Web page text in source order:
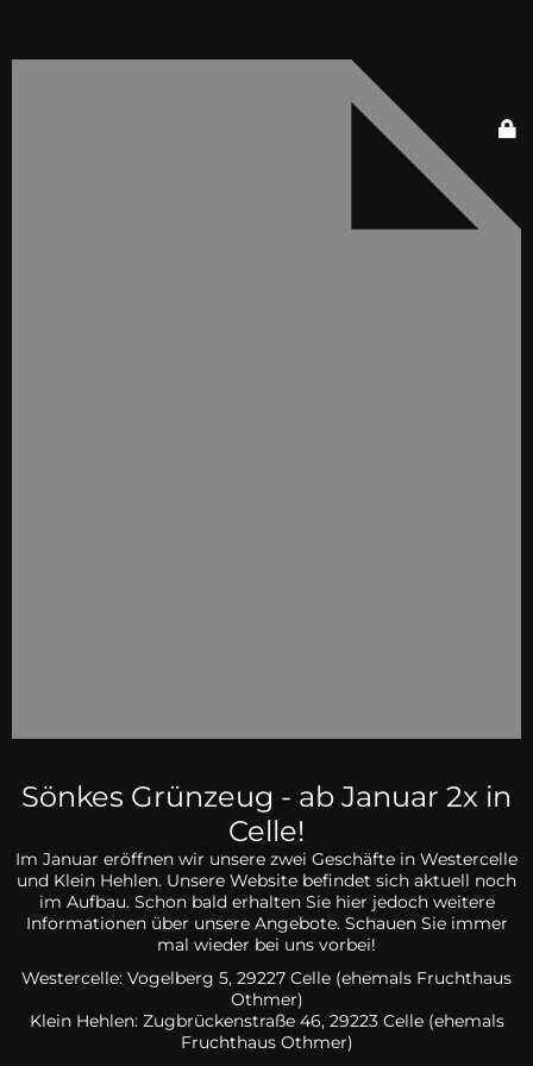
Sönkes Grünzeug - ab Januar 2x in
Celle!
Im Januar eröffnen wir unsere zwei Geschäfte in Westercelle
und Klein Hehlen. Unsere Website befindet sich aktuell noch
im Aufbau. Schon bald erhalten Sie hier jedoch weitere
Informationen über unsere Angebote. Schauen Sie immer
mal wieder bei uns vorbei!
Westercelle: Vogelberg 5, 29227 Celle (ehemals Fruchthaus
Othmer)
Klein Hehlen: Zugbrückenstraße 46, 29223 Celle(ehemals
Fruchthaus Othmer)